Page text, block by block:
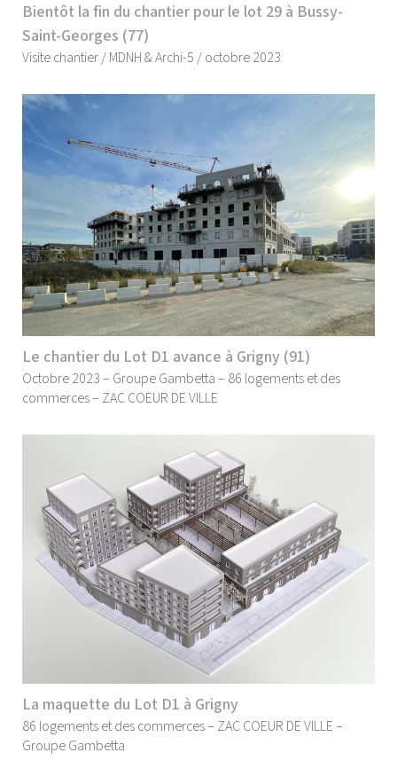
Bientôt la fin du chantier pour le lot 29 à Bussy-
Saint-Georges (77)
Visite chantier / MDNH & Archi-5 / octobre 2023
Le chantier du Lot D1 avance à Grigny (91)
Octobre 2023 – Groupe Gambetta – 86 logements et des
commerces – ZAC COEUR DE VILLE
La maquette du Lot D1 à Grigny
86 logements et des commerces – ZAC COEUR DE VILLE –
Groupe Gambetta